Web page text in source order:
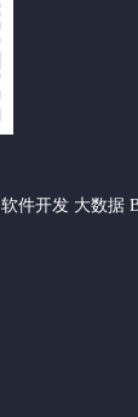
件开发 大数据